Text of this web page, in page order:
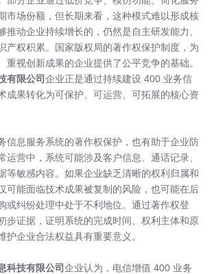
市场份额，但长期来看，这种模式难以形成核
推动企业持续增长的，仍然是自主研发能力、
产权积累。国家版权局的著作权保护制度，为
重视创新成果的企业提供了公平竞争的基础。
有限公司企业正是通过持续建设 400 业务信
成果转化为可保护、可运营、可拓展的核心资
信息服务系统的著作权保护，也有助于企业防
运营中，系统可能涉及客户信息、通话记录、
等敏感内容。如果企业缺乏清晰的权利归属和
可能面临技术成果被复制的风险，也可能在后
或纠纷处理中处于不利地位。通过著作权登
步证据，证明系统的完成时间、权利主体和原
护企业合法权益具有重要意义。
科技有限公司企业认为，电信增值 400 业务